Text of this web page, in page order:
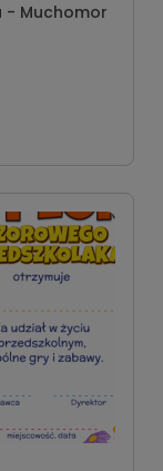
- Muchomor